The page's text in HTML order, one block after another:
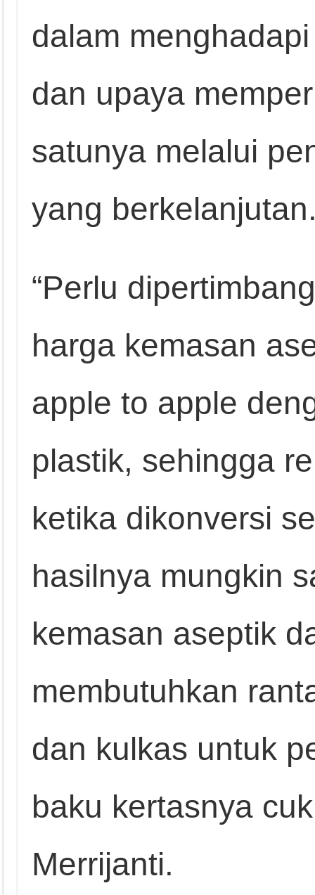
dalam
dan upaya
satunya melalui
yang
“Perlu
harga kemasan
apple to apple
plastik, sehingga
ketika dikonversi
hasilnya mungkin
kemasan aseptik
membutuhkan
dan kulkas untuk
baku kertasnya
Merrijanti.